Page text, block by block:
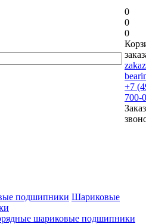
0
0
0
+7
700-
Шариковые
шариковые подшипники